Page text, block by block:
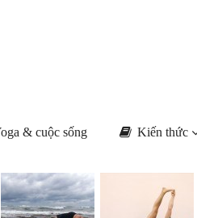
& cuộc sống Kiến thức